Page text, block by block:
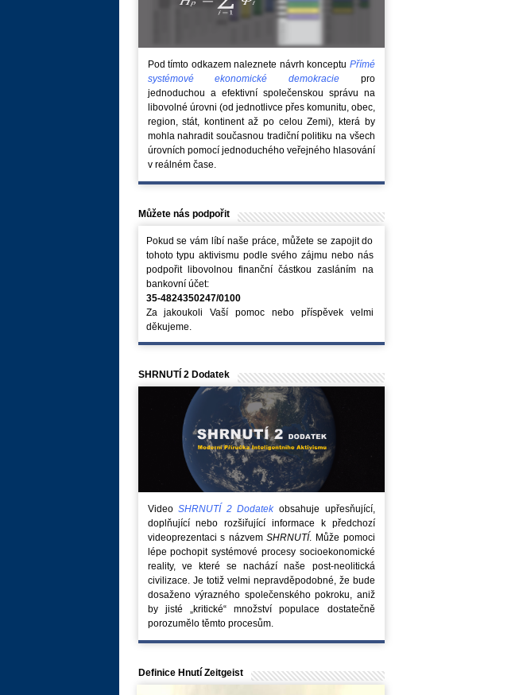
Pod tímto odkazem naleznete návrh konceptu Přímé
systémové ekonomické demokracie pro
jednoduchou a efektivní společenskou správu na
libovolné úrovni (od jednotlivce přes komunitu, obec,
region, stát, kontinent až po celou Zemi), která by
mohla nahradit současnou tradiční politiku na všech
úrovních pomocí jednoduchého veřejného hlasování
v reálném čase.
Můžete nás podpořit
Pokud se vám líbí naše práce, můžete se zapojit do
tohoto typu aktivismu podle svého zájmu nebo nás
podpořit libovolnou finanční částkou zasláním na
bankovní účet:
35-4824350247/0100
Za jakoukoli Vaší pomoc nebo příspěvek velmi
děkujeme.
SHRNUTÍ 2 Dodatek
VideoSHRNUTÍ 2 Dodatekobsahuje upřesňující,
doplňující nebo rozšiřující informace k předchozí
videoprezentaci s názvemSHRNUTÍ. Může pomoci
lépe pochopit systémové procesy socioekonomické
reality, ve které se nachází naše post-neolitická
civilizace. Je totiž velmi nepravděpodobné, že bude
dosaženo výrazného společenského pokroku, aniž
by jisté „kritické“ množství populace dostatečně
porozumělo těmto procesům.
Definice Hnutí Zeitgeist